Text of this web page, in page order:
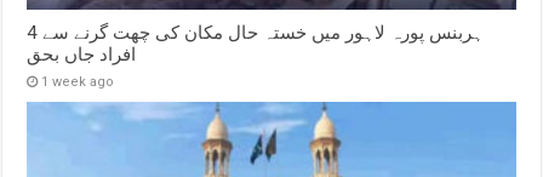
ہربنس پورہ لاہور میں خستہ حال مکان کی چھت گرنے سے 4
افراد جاں بحق
1 week ago